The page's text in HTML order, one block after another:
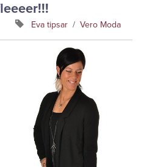
Eva tipsar / Vero Moda